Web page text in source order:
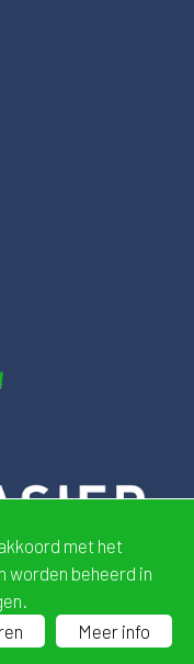
met het
worden beheerd in
Meer info